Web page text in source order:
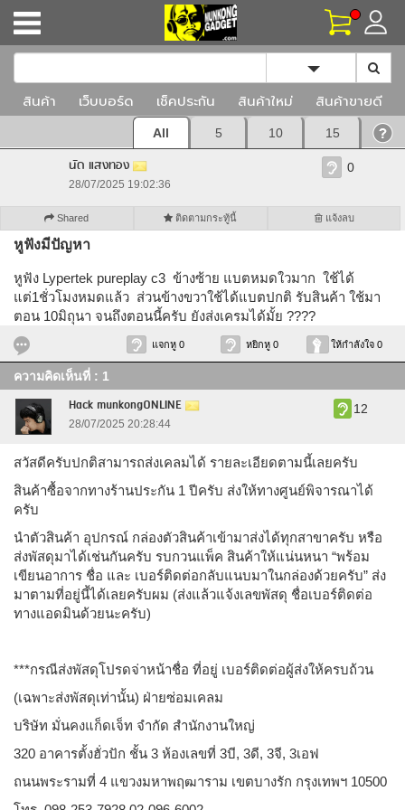
Toggle
สินค้า เว็บบอร์ด เช็คประกัน สินค้าใหม่ สินค้าขายดี
All 5 10 15
นัด แสงทอง
28/07/2025 19:02:36
0
Shared ติดตามกระทู้นี้ แจ้งลบ
หูฟังมีปัญหา
หูฟัง Lypertek pureplay c3 ข้างซ้าย แบตหมดใวมาก ใช้ได้
แต่1ชั่วโมงหมดแล้ว ส่วนข้างขวาใช้ได้แบตปกติ รับสินค้า ใช้มา
ตอน 10มิถุนา จนถึงตอนนี้ครับ ยังส่งเครมได้มั้ย ????
แจกหู 0 หยิกหู 0 ให้กำลังใจ 0
ความคิดเห็นที่ : 1
Hack munkongONLINE
28/07/2025 20:28:44
12
สวัสดีครับปกติสามารถส่งเคลมได้ รายละเอียดตามนี้เลยครับ
สินค้าซื้อจากทางร้านประกัน 1 ปีครับ ส่งให้ทางศูนย์พิจารณาได้
ครับ
นำตัวสินค้า อุปกรณ์ กล่องตัวสินค้าเข้ามาส่งได้ทุกสาขาครับ หรือ
ส่งพัสดุมาได้เช่นกันครับ รบกวนแพ็ค สินค้าให้แน่นหนา “พร้อม
เขียนอาการ ชื่อ และ เบอร์ติดต่อกลับแนบมาในกล่องด้วยครับ” ส่ง
มาตามที่อยู่นี้ได้เลยครับผม (ส่งแล้วแจ้งเลขพัสดุ ชื่อเบอร์ติดต่อ
ทางแอดมินด้วยนะครับ)
***กรณีส่งพัสดุโปรดจ่าหน้าชื่อ ที่อยู่ เบอร์ติดต่อผู้ส่งให้ครบถ้วน
(เฉพาะส่งพัสดุเท่านั้น) ฝ่ายซ่อมเคลม
บริษัท มั่นคงแก็ดเจ็ท จำกัด สำนักงานใหญ่
320 อาคารตั้งฮั่วปัก ชั้น 3 ห้องเลขที่ 3บี, 3ดี, 3จี, 3เอฟ
ถนนพระรามที่ 4 แขวงมหาพฤฒาราม เขตบางรัก กรุงเทพฯ 10500